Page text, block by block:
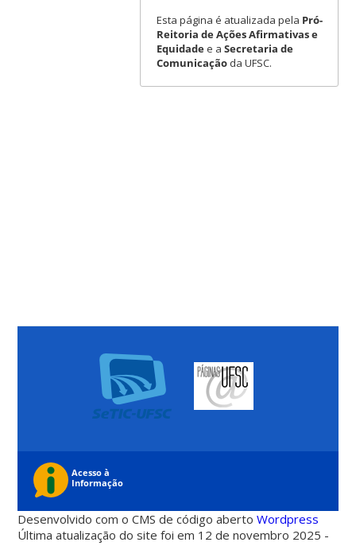
Esta página é atualizada pela Pró-
Reitoria de Ações Afirmativas e
Equidadee a Secretaria de
Comunicaçãoda UFSC.
Desenvolvido com o CMS de código abertoWordpress
Última atualização do site foi em 12 de novembro 2025 -